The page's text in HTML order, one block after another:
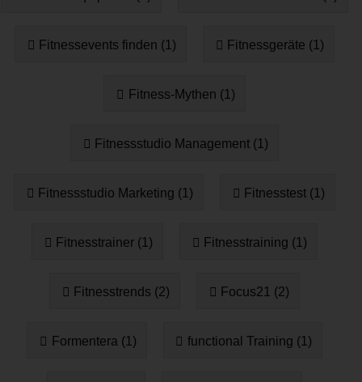
Fitnessevents finden (1) Fitnessgeräte (1)
Fitness-Mythen (1)
Fitnessstudio Management (1)
Fitnessstudio Marketing (1) Fitnesstest (1)
Fitnesstrainer (1) Fitnesstraining (1)
Fitnesstrends (2) Focus21 (2)
Formentera (1) functional Training (1)